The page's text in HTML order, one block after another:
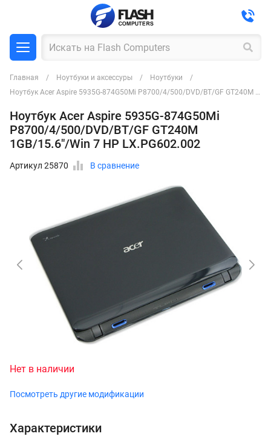
Главная Ноутбуки и аксессуры
Ноутбуки
Ноутбук Acer Aspire 5935G-874G50Mi P8700/4/500/DVD/BT/GF GT240M 1GB/15.6"/Win 7 HP LX.PG602.002
Ноутбук Acer Aspire 5935G-874G50Mi
P8700/4/500/DVD/BT/GF GT240M
1GB/15.6"/Win 7 HP LX.PG602.002
Артикул 25870 В сравнение
Нет в наличии
Посмотреть другие модификации
Характеристики